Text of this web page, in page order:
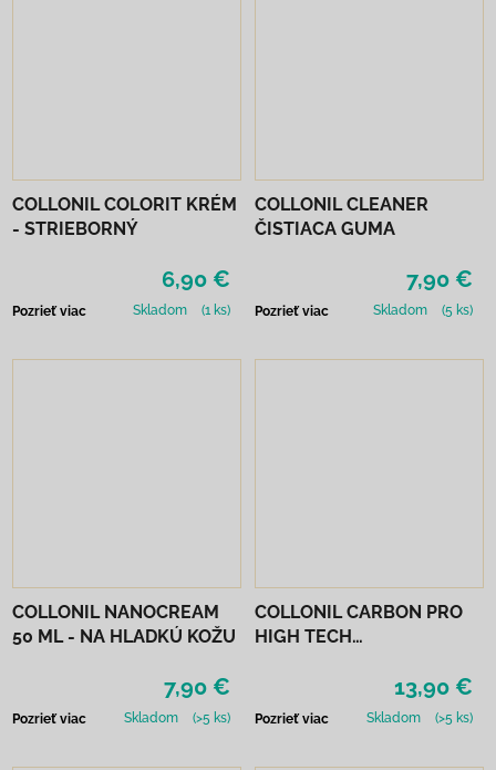
COLLONIL COLORIT KRÉM
- STRIEBORNÝ
6,90 €
Pozrieť viac Skladom (1 ks)
COLLONIL CLEANER
ČISTIACA GUMA
7,90 €
Pozrieť viac Skladom (5 ks)
COLLONIL NANOCREAM
50 ML - NA HLADKÚ KOŽU
7,90 €
Pozrieť viac Skladom (>5 ks)
COLLONIL CARBON PRO
HIGH TECH
13,90 €
Pozrieť viac Skladom (>5 ks)